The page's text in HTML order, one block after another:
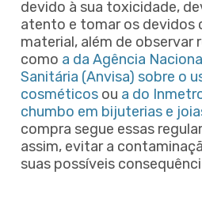
devido à sua toxicidade,
atento e tomar os devidos
material, além de observar
como a da Agência
Sanitária (Anvisa) sobre o
cosméticos ou a do
chumbo em bijuterias e
compra segue essas
assim, evitar a
suas possíveis